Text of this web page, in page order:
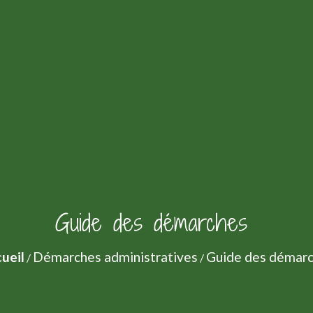
Guide des démarches
/ Démarches administratives / Guide des